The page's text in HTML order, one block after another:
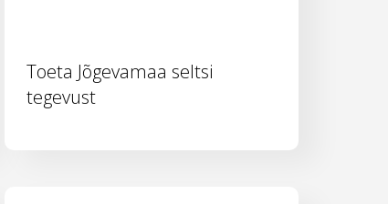
Toeta Jõgevamaa seltsi
tegevust